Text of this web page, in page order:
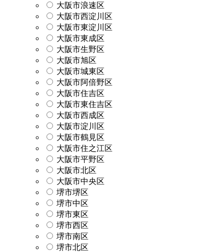
大阪市浪速区
大阪市西淀川区
大阪市東淀川区
大阪市東成区
大阪市生野区
大阪市旭区
大阪市城東区
大阪市阿倍野区
大阪市住吉区
大阪市東住吉区
大阪市西成区
大阪市淀川区
大阪市鶴見区
大阪市住之江区
大阪市平野区
大阪市北区
大阪市中央区
堺市堺区
堺市中区
堺市東区
堺市西区
堺市南区
堺市北区